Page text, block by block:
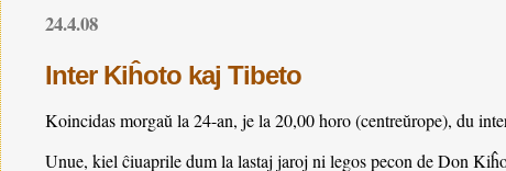
24.4.08
Inter Kiĥoto kaj Tibeto
Koincidas morgaŭ la 24-an, je la 20,00 horo (centreŭrope), du
Unue, kiel ĉiuaprile dum la lastaj jaroj ni legos pecon de Don